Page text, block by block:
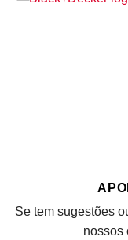
Se tem sugestões
nossos